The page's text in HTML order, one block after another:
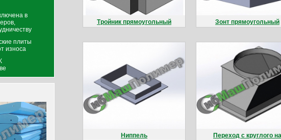
в
плиты
износа
Тройник прямоугольный Зонт прямоугольный
Ниппель
Переход с круглого на